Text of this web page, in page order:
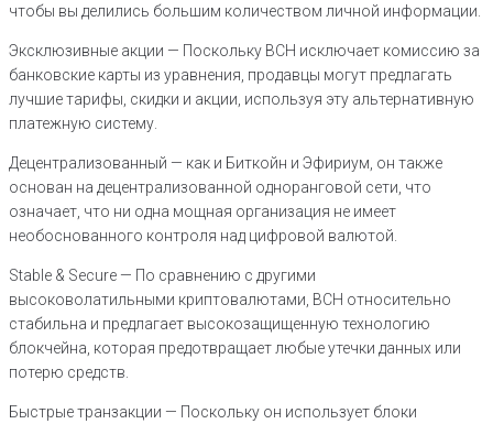
чтобы вы делились большим количеством личной информации.
Эксклюзивные акции — Поскольку BCH исключает комиссию за
банковские карты из уравнения, продавцы могут предлагать
лучшие тарифы, скидки и акции, используя эту альтернативную
платежную систему.
Децентрализованный — как и Биткойн и Эфириум, он также
основан на децентрализованной одноранговой сети, что
означает, что ни одна мощная организация не имеет
необоснованного контроля над цифровой валютой.
Stable & Secure — По сравнению с другими
высоковолатильными криптовалютами, BCH относительно
стабильна и предлагает высокозащищенную технологию
блокчейна, которая предотвращает любые утечки данных или
потерю средств.
Быстрые транзакции — Поскольку он использует блоки